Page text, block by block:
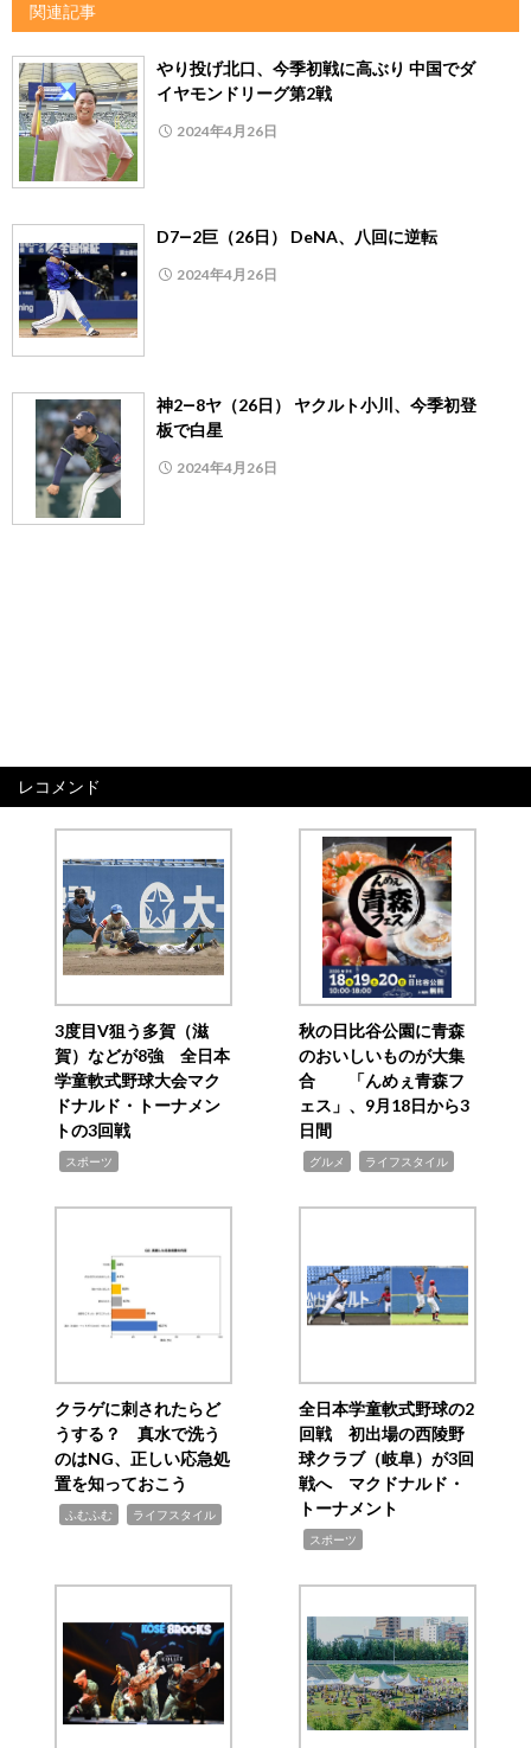
関連記事
やり投げ北口、今季初戦に高ぶり 中国でダ
イヤモンドリーグ第2戦
2024年4月26日
D7―2巨（26日） DeNA、八回に逆転
2024年4月26日
神2―8ヤ（26日） ヤクルト小川、今季初登
板で白星
2024年4月26日
レコメンド
3度目V狙う多賀（滋
賀）などが8強 全日本
学童軟式野球大会マク
ドナルド・トーナメン
トの3回戦
スポーツ
秋の日比谷公園に青森
のおいしいものが大集
合 「んめぇ青森フ
ェス」、9月18日から3
日間
グルメ ライフスタイル
クラゲに刺されたらど
うする？ 真水で洗う
のはNG、正しい応急処
置を知っておこう
ふむふむ ライフスタイル
全日本学童軟式野球の2
回戦 初出場の西陵野
球クラブ（岐阜）が3回
戦へ マクドナルド・
トーナメント
スポーツ